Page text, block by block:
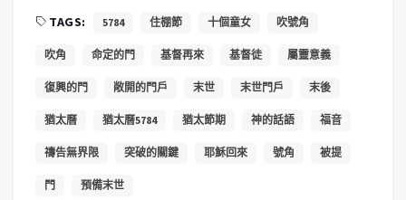
TAGS: 5784 住棚節 十個童女 吹號角
吹角 命定的門 基督再來 基督徒 屬靈意義
復興的門 敞開的門戶 末世 末世門戶 末後
猶太曆 猶太曆5784 猶太節期 神的話語 福音
禱告無界限 突破的關鍵 耶穌回來 號角 被提
門 預備末世